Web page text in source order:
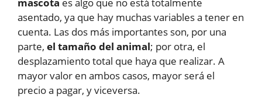
mascota es algo que no está totalmente
asentado, ya que hay muchas variables a tener en
cuenta. Las dos más importantes son, por una
parte, el tamaño del animal; por otra, el
desplazamiento total que haya que realizar. A
mayor valor en ambos casos, mayor será el
precio a pagar, y viceversa.